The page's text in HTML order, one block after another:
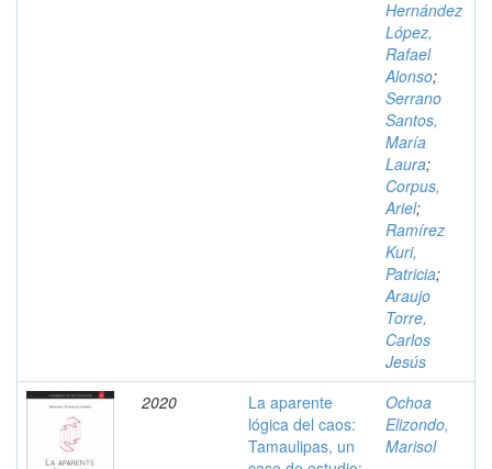
Hernández
López,
Rafael
Alonso;
Serrano
Santos,
María
Laura;
Corpus,
Ariel;
Ramírez
Kuri,
Patricia;
Araujo
Torre,
Carlos
Jesús
2020
La aparente
lógica del caos:
Tamaulipas, un
Ochoa
Elizondo,
Marisol